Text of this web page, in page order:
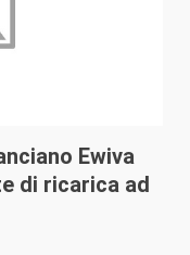
Ewiva
di ricarica ad